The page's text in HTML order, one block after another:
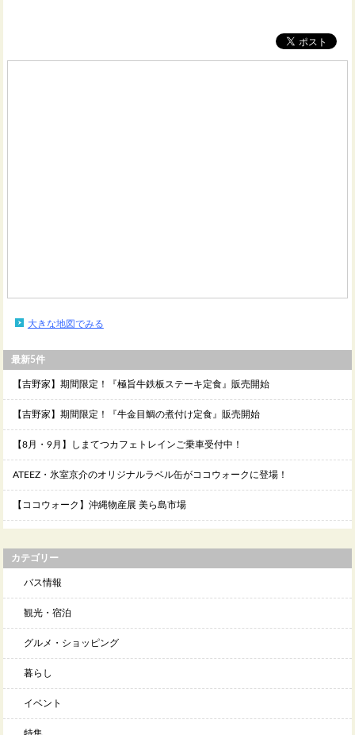
大きな地図でみる
最新5件
【吉野家】期間限定！『極旨牛鉄板ステーキ定食』販売開始
【吉野家】期間限定！『牛金目鯛の煮付け定食』販売開始
【8月・9月】しまてつカフェトレインご乗車受付中！
ATEEZ・氷室京介のオリジナルラベル缶がココウォークに登場！
【ココウォーク】沖縄物産展 美ら島市場
カテゴリー
バス情報
観光・宿泊
グルメ・ショッピング
暮らし
イベント